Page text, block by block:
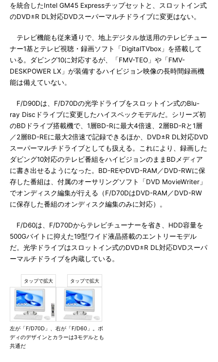
を統合したIntel GM45 Expressチップセットと、スロットイン式
のDVD±R DL対応DVDスーパーマルチドライブに変更はない。
テレビ機能も従来通りで、地上デジタル放送用のテレビチュー
ナー1基とテレビ視聴・録画ソフト「DigitalTVbox」を搭載して
いる。ダビング10に対応するが、「FMV-TEO」や「FMV-
DESKPOWER LX」が装備するハイビジョン映像の長時間録画機
能は備えていない。
F/D90Dは、F/D70Dの光学ドライブをスロットイン式のBlu-
ray Discドライブに変更したハイスペックモデルだ。シリーズ初
のBDドライブ搭載機で、1層BD-Rに最大4倍速、2層BD-Rと1層
／2層BD-REに最大2倍速で記録できるほか、DVD±R DL対応DVD
スーパーマルチドライブとしても扱える。これにより、録画した
ダビング10対応のテレビ番組をハイビジョンのままBDメディア
に書き出せるようになった。BD-REやDVD-RAM／DVD-RWに保
存した番組は、付属のオーサリングソフト「DVD MovieWriter」
でオンディスク編集が行える（F/D70DはDVD-RAM／DVD-RW
に保存した番組のオンディスク編集のみに対応）。
F/D60は、F/D70Dからテレビチューナーを省き、HDD容量を
500Gバイトに抑えた19型ワイド液晶搭載のエントリーモデル
だ。光学ドライブはスロットイン式のDVD±R DL対応DVDスーパ
ーマルチドライブを内蔵している。
左が「F/D70D」、右が「F/D60」。ボ
ディのデザインとカラーは3モデルとも
共通だ